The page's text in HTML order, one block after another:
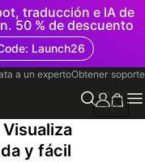
traducción e IA de
50 % de descuento
Launch26
a un expertoObtener soporte
1.0
y fácil